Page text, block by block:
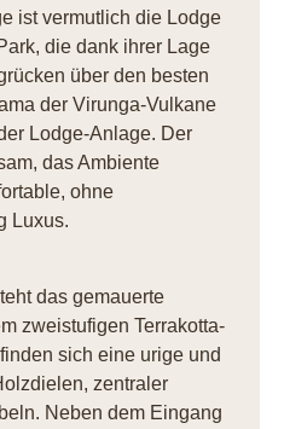
ist vermutlich die Lodge
die dank ihrer Lage
über den besten
der Virunga-Vulkane
Lodge-Anlage. Der
das Ambiente
ohne
Luxus.
das gemauerte
zweistufigen Terrakotta-
sich eine urige und
zentraler
Neben dem Eingang